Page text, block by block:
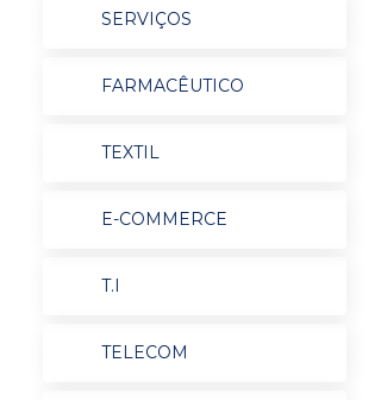
SERVIÇOS
FARMACÊUTICO
TEXTIL
E-COMMERCE
T.I
TELECOM